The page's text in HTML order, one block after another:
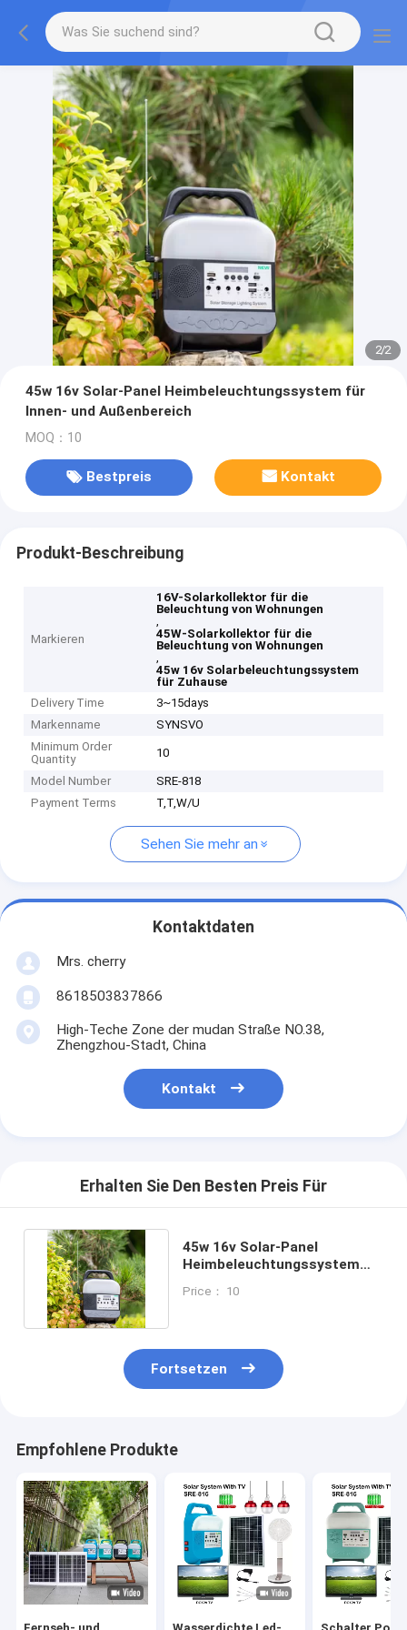
2/2
45w 16v Solar-Panel Heimbeleuchtungssystem für
Innen- und Außenbereich
MOQ：10
Bestpreis Kontakt
Produkt-Beschreibung
Markieren
16V-Solarkollektor für die
Beleuchtung von Wohnungen
,
45W-Solarkollektor für die
Beleuchtung von Wohnungen
,
45w 16v Solarbeleuchtungssystem
für Zuhause
Delivery Time
3~15days
Markenname
SYNSVO
Minimum Order
Quantity
10
Model Number
SRE-818
Payment Terms
T,T,W/U
Sehen Sie mehr an
Kontaktdaten
Mrs. cherry
8618503837866
High-Teche Zone der mudan Straße NO.38,
Zhengzhou-Stadt, China
Kontakt
Erhalten Sie Den Besten Preis Für
45w 16v Solar-Panel
Heimbeleuchtungssystem
Price： 10
Fortsetzen
Empfohlene Produkte